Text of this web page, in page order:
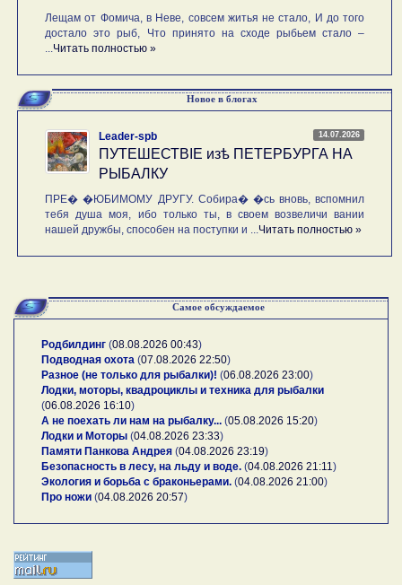
Лещам от Фомича, в Неве, совсем житья не стало, И до того
достало это рыб, Что принято на сходе рыбьем стало –
Читать полностью »
Новое в блогах
14.07.2026
Leader-spb
ПУТЕШЕСТВIE изѣ ПЕТЕРБУРГА НА
РЫБАЛКУ
ПРЕ� �ЮБИМОМУ ДРУГУ. Собира� �сь вновь, вспомнил
тебя душа моя, ибо только ты, в своем возвеличи вании
нашей дружбы, способен на поступки и ... Читать полностью »
Самое обсуждаемое
Родбилдинг (08.08.2026 00:43)
Подводная охота (07.08.2026 22:50)
Разное (не только для рыбалки)! (06.08.2026 23:00)
Лодки, моторы, квадроциклы и техника для рыбалки
(06.08.2026 16:10)
А не поехать ли нам на рыбалку... (05.08.2026 15:20)
Лодки и Моторы (04.08.2026 23:33)
Памяти Панкова Андрея (04.08.2026 23:19)
Безопасность в лесу, на льду и воде. (04.08.2026 21:11 )
Экология и борьба с браконьерами. (04.08.2026 21:00)
Про ножи (04.08.2026 20:57)